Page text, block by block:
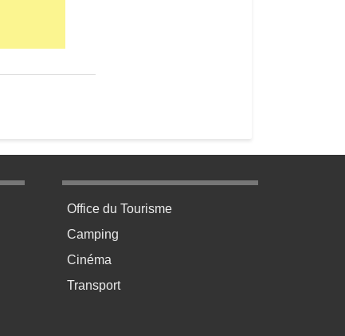
3 Menu pratique bas de page 4
Office du Tourisme
Camping
Cinéma
Transport